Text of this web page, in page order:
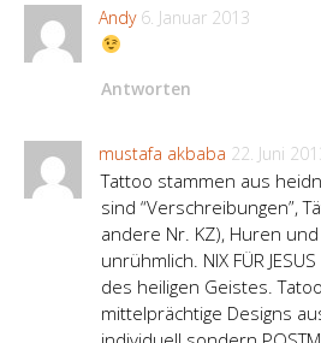
Andy 6. Januar 2013
Antworten
mustafa akbaba 22. Juni
Tattoo stammen aus
sind “Verschreibungen”,
andere Nr. KZ), Huren
unrühmlich. NIX FÜR
des heiligen Geistes.
mittelprächtige Designs